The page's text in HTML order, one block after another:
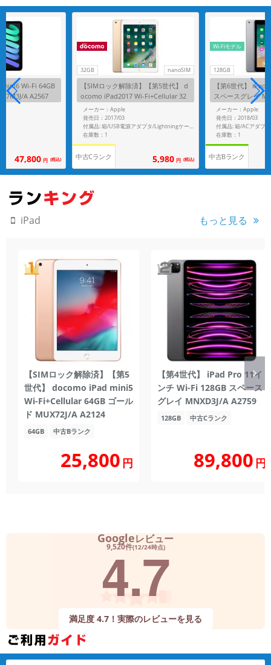
Wi-Fi 64GB
A A2567
47,800 円 (税込)
32GB nanoSIM
【SIMロック解除済】【第5世代】 d
ocomo iPad2017 Wi-Fi+Cellular 32
GB ゴールド MPG42J/A A1823
メーカー：Apple
発売日：2017/03
付属品: 箱/USB電源アダプタ/Lightningケーブル/クイックスタート/SIMピン
在庫数：1
中古Cランク 5,980 円 (税込)
128GB
Wi-Fiモデル
【第6世代】
スペースグレイ
メーカー：Apple
発売日：2018/03
在庫数：1
中古Bランク
iPad もっと見る
【SIMロック解除済】【第5
世代】 docomo iPad mini5
Wi-Fi+Cellular 64GB ゴール
ド MUX72J/A A2124
64GB 中古Bランク
25,800円
【第4世代】 iPad Pro 11イ
ンチ Wi-Fi 128GB スペース
グレイ MNXD3J/A A2759
128GB 中古Cランク
89,800円
Googleレビュー
9,520件(12/24時点)
4.7
満足度 4.7！実際のレビューを見る